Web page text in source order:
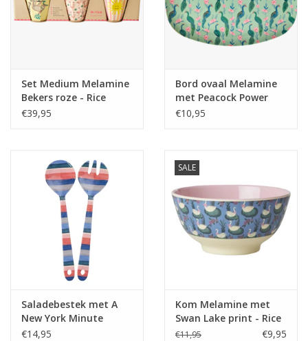
Set Medium Melamine
Bekers roze - Rice
€39,95
Bord ovaal Melamine
met Peacock Power
Print - Rice
€10,95
Saladebestek met A
New York Minute
Stripes print - Rice
€14,95
SALE
Kom Melamine met
Swan Lake print - Rice
€11,95 €9,95